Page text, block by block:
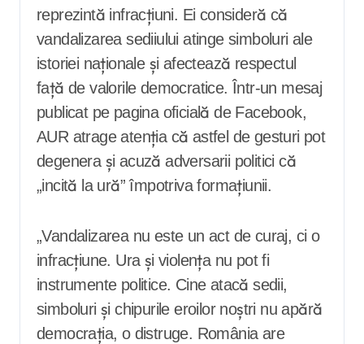
reprezintă infracțiuni. Ei consideră că
vandalizarea sediiului atinge simboluri ale
istoriei naționale și afectează respectul
față de valorile democratice. Într-un mesaj
publicat pe pagina oficială de Facebook,
AUR atrage atenția că astfel de gesturi pot
degenera și acuză adversarii politici că
„incită la ură” împotriva formațiunii.
„Vandalizarea nu este un act de curaj, ci o
infracțiune. Ura și violența nu pot fi
instrumente politice. Cine atacă sedii,
simboluri și chipurile eroilor noștri nu apără
democrația, o distruge. România are